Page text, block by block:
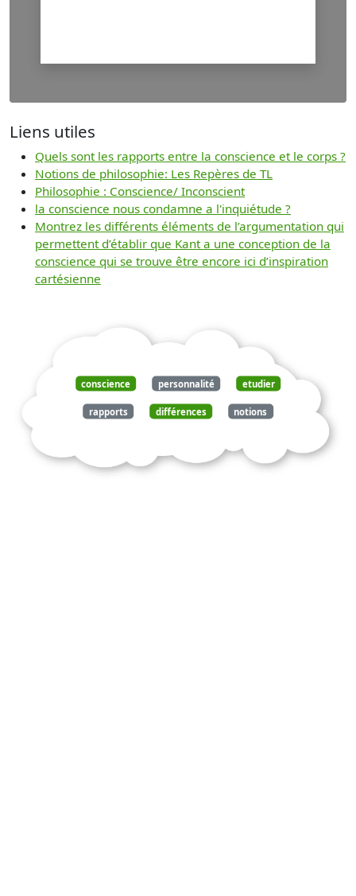
Liens utiles
Quels sont les rapports entre la conscience et le corps ?
Notions de philosophie: Les Repères de TL
Philosophie : Conscience/ Inconscient
la conscience nous condamne a l'inquiétude ?
Montrez les différents éléments de l’argumentation qui
permettent d’établir que Kant a une conception de la
conscience qui se trouve être encore ici d’inspiration
cartésienne
conscience personnalité etudier
rapports différences notions